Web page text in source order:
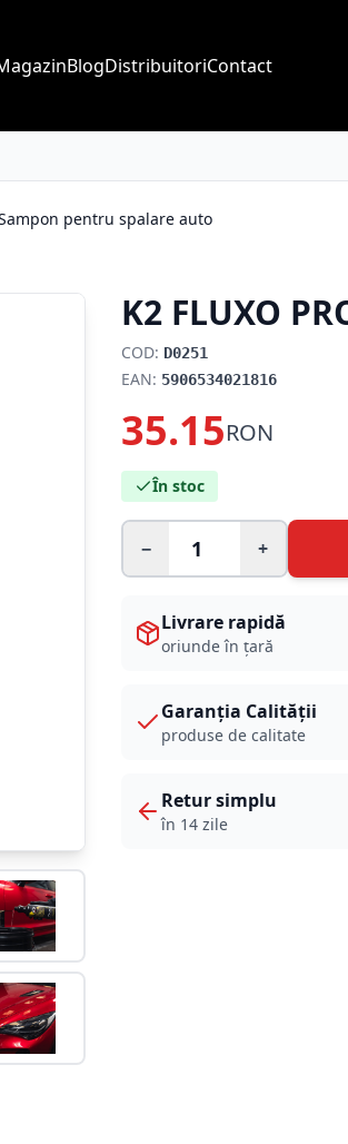
BlogDistribuitoriContact
Sampon pentru spalare auto
K2 FLUXO
COD: D0251
EAN: 5906534021816
35.15RON
În stoc
− +
Livrare rapidă
oriunde în țară
Garanția Calității
produse de calitate
Retur simplu
în 14 zile